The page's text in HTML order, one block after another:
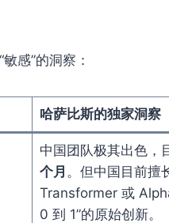
感”的洞察：
哈萨比斯的独家洞察
中国团队极其出色，
个月 。但中国目前擅
Transformer 或
0 到 1”的原始创新。